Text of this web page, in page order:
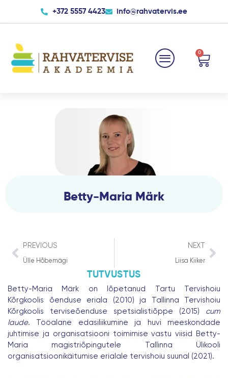
to
+372 5557 4423 info@rahvatervis.ee
0
Cart
Betty-Maria Märk
Prev
PREVIOUS
Ülle Hõbemägi
NEXT
Liisa Kiiker
TUTVUSTUS
Betty-Maria Märk on lõpetanud Tartu Tervishoiu
Kõrgkoolis õenduse eriala (2010) ja Tallinna Tervishoiu
Kõrgkoolis terviseõenduse spetsialistiõppe (2015) cum
laude. Tööalane edasiliikumine ja huvi meeskondade
juhtimise ja organisatsiooni toimimise vastu viisid Betty-
Maria magistriõpingutele Tallinna Ülikooli
organisatsioonikäitumise erialale tervishoiu suunal (2021).